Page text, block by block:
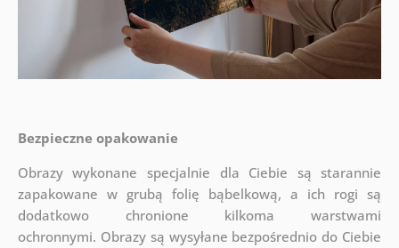
Bezpieczne opakowanie
Obrazy wykonane specjalnie dla Ciebie są starannie
zapakowane w grubą folię bąbelkową, a ich rogi są
dodatkowo chronione kilkoma warstwami
ochronnymi. Obrazy są wysyłane bezpośrednio do Ciebie